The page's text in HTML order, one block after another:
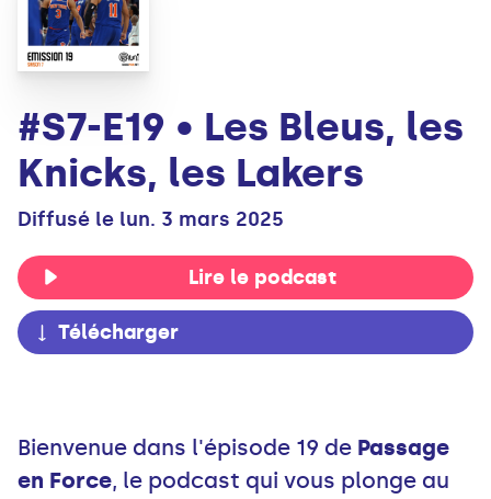
#S7-E19 • Les Bleus, les
Knicks, les Lakers
Diffusé le lun. 3 mars 2025
Lire le podcast
Télécharger
Bienvenue dans l'épisode 19 de Passage
en Force, le podcast qui vous plonge au